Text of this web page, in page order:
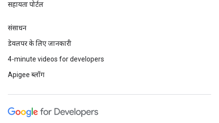
सहायता पोर्टल
संसाधन
डेवलपर के लिए जानकारी
4-minute videos for developers
Apigee ब्लॉग